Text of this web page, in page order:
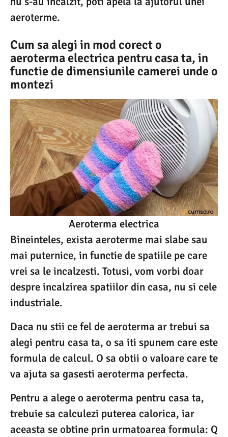
aeroterme.
Cum sa alegi in mod corect o
aeroterma electrica pentru casa ta, in
functie de dimensiunile camerei unde o
montezi
Aeroterma electrica
Bineinteles, exista aeroterme mai slabe sau
mai puternice, in functie de spatiile pe care
vrei sa le incalzesti. Totusi, vom vorbi doar
despre incalzirea spatiilor din casa, nu si cele
industriale.
Daca nu stii ce fel de aeroterma ar trebui sa
alegi pentru casa ta, o sa iti spunem care este
formula de calcul. O sa obtii o valoare care te
va ajuta sa gasesti aeroterma perfecta.
Pentru a alege o aeroterma pentru casa ta,
trebuie sa calculezi puterea calorica, iar
aceasta se obtine prin urmatoarea formula: Q